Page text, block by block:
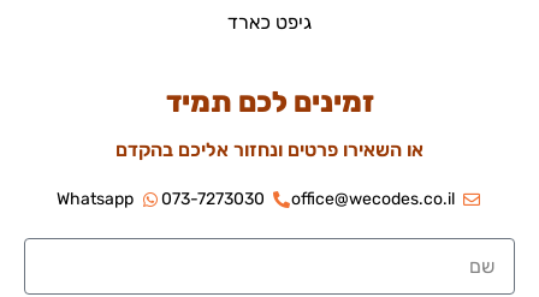
גיפט כארד
זמינים לכם תמיד
או השאירו פרטים ונחזור אליכם בהקדם
office@wecodes.co.il
073-7273030
Whatsapp